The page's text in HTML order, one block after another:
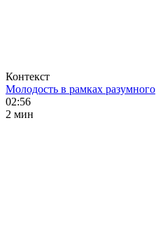
Контекст
Молодость в рамках разумного
02:56
2 мин